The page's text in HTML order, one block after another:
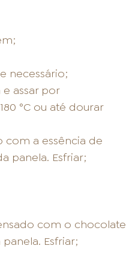
necessário;
assar por
°C ou até dourar
com a essência de
panela. Esfriar;
com o chocolate
Esfriar;